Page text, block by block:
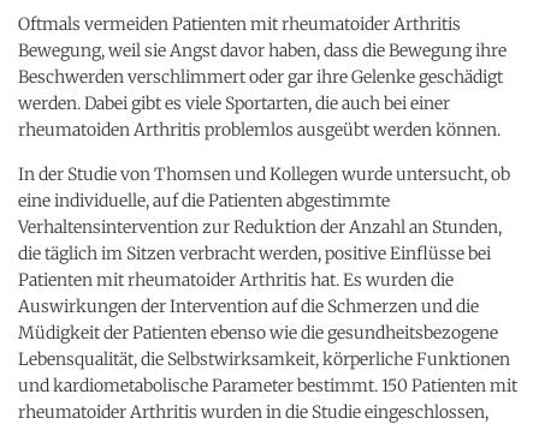
Oftmals vermeiden Patienten mit rheumatoider Arthritis
Bewegung, weil sie Angst davor haben, dass die Bewegung ihre
Beschwerden verschlimmert oder gar ihre Gelenke geschädigt
werden. Dabei gibt es viele Sportarten, die auch bei einer
rheumatoiden Arthritis problemlos ausgeübt werden können.
In der Studie von Thomsen und Kollegen wurde untersucht, ob
eine individuelle, auf die Patienten abgestimmte
Verhaltensintervention zur Reduktion der Anzahl an Stunden,
die täglich im Sitzen verbracht werden, positive Einflüsse bei
Patienten mit rheumatoider Arthritis hat. Es wurden die
Auswirkungen der Intervention auf die Schmerzen und die
Müdigkeit der Patienten ebenso wie die gesundheitsbezogene
Lebensqualität, die Selbstwirksamkeit, körperliche Funktionen
und kardiometabolische Parameter bestimmt. 150 Patienten mit
rheumatoider Arthritis wurden in die Studie eingeschlossen,